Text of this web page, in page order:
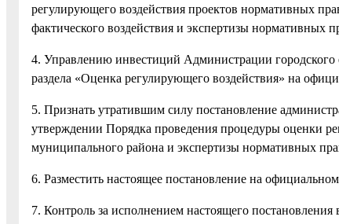
регулирующего воздействия проектов нормативных
фактического воздействия и экспертизы нормативных
4. Управлению инвестиций Администрации
раздела «Оценка регулирующего воздействия» на
5. Признать утратившим силу постановление
утверждении Порядка проведения процедуры оценки
муниципального района и экспертизы нормативных
6. Разместить настоящее постановление на
7. Контроль за исполнением настоящего